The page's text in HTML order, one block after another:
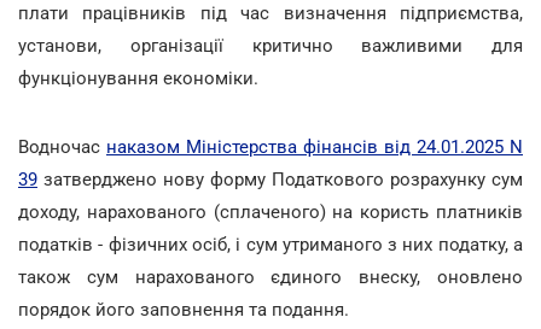
плати працівників під час визначення підприємства,
установи, організації критично важливими для
функціонування економіки.
Водночас наказом Міністерства фінансів від 24.01.2025 N
39 затверджено нову форму Податкового розрахунку сум
доходу, нарахованого (сплаченого) на користь платників
податків - фізичних осіб, і сум утриманого з них податку, а
також сум нарахованого єдиного внеску, оновлено
порядок його заповнення та подання.